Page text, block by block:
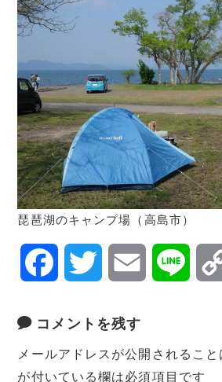
琵琶湖のキャンプ場（高島市）
e t i e
コメントを残す
メールアドレスが公開されること
が付いている欄は必須項目です